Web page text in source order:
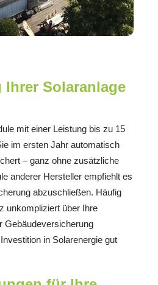
Ihrer Solaranlage
mit einer Leistung bis zu 15
im ersten Jahr automatisch
– ganz ohne zusätzliche
anderer Hersteller empfiehlt es
abzuschließen. Häufig
unkompliziert über Ihre
Gebäudeversicherung
in Solarenergie gut